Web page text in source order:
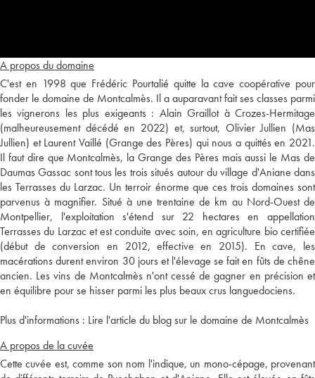
A propos du domaine
C'est en 1998 que Frédéric Pourtalié quitte la cave coopérative pour
fonder le domaine de Montcalmès. Il a auparavant fait ses classes parmi
les vignerons les plus exigeants : Alain Graillot à Crozes-Hermitage
(malheureusement décédé en 2022) et, surtout, Olivier Jullien (Mas
Jullien) et Laurent Vaillé (Grange des Pères) qui nous a quittés en 2021.
Il faut dire que Montcalmès, la Grange des Pères mais aussi le Mas de
Daumas Gassac sont tous les trois situés autour du village d'Aniane dans
les Terrasses du Larzac. Un terroir énorme que ces trois domaines sont
parvenus à magnifier. Situé à une trentaine de km au Nord-Ouest de
Montpellier, l'exploitation s'étend sur 22 hectares en appellation
Terrasses du Larzac et est conduite avec soin, en agriculture bio certifiée
(début de conversion en 2012, effective en 2015). En cave, les
macérations durent environ 30 jours et l'élevage se fait en fûts de chêne
ancien. Les vins de Montcalmès n'ont cessé de gagner en précision et
en équilibre pour se hisser parmi les plus beaux crus languedociens.
Plus d'informations : Lire l'article du blog sur le domaine de Montcalmès
A propos de la cuvée
Cette cuvée est, comme son nom l'indique, un mono-cépage, provenant